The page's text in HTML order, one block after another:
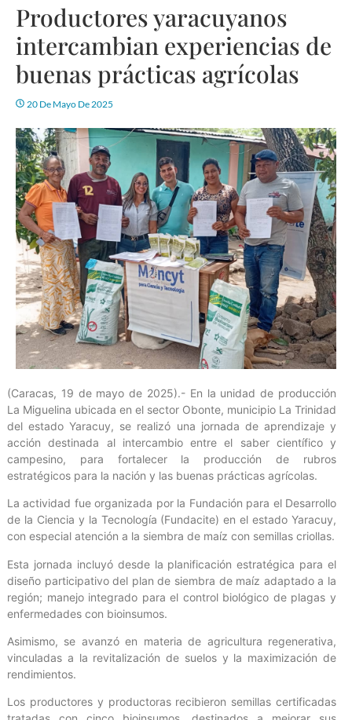
Productores yaracuyanos
intercambian experiencias de
buenas prácticas agrícolas
20 De Mayo De 2025
(Caracas, 19 de mayo de 2025).- En la unidad de producción
La Miguelina ubicada en el sector Obonte, municipio La Trinidad
del estado Yaracuy, se realizó una jornada de aprendizaje y
acción destinada al intercambio entre el saber científico y
campesino, para fortalecer la producción de rubros
estratégicos para la nación y las buenas prácticas agrícolas.
La actividad fue organizada por la Fundación para el Desarrollo
de la Ciencia y la Tecnología (Fundacite) en el estado Yaracuy,
con especial atención a la siembra de maíz con semillas criollas.
Esta jornada incluyó desde la planificación estratégica para el
diseño participativo del plan de siembra de maíz adaptado a la
región; manejo integrado para el control biológico de plagas y
enfermedades con bioinsumos.
Asimismo, se avanzó en materia de agricultura regenerativa,
vinculadas a la revitalización de suelos y la maximización de
rendimientos.
Los productores y productoras recibieron semillas certificadas